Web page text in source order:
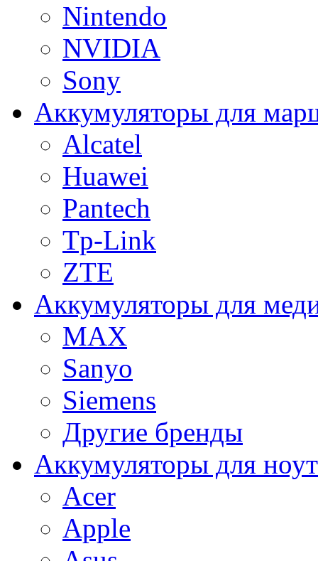
Nintendo
NVIDIA
Sony
Аккумуляторы для
Alcatel
Huawei
Pantech
Tp-Link
ZTE
Аккумуляторы для
MAX
Sanyo
Siemens
Другие бренды
Аккумуляторы для
Acer
Apple